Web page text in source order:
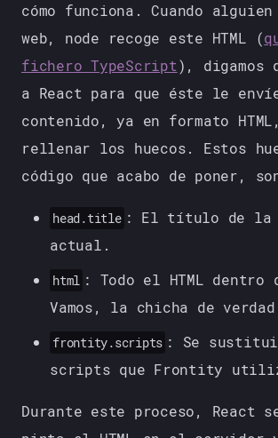
cómo funciona. Cuando
web, node recoge este HTML (
fichero TypeScript), digamos
a React para que éste le
contenido, ya en formato
rellenar los huecos. Estos
código que acabo de poner,
head.title : El título de la
actual.
html : Todo el HTML dentro
Vamos, la chicha de
frontity.scripts : Se
scripts que Frontity
Durante este proceso, React